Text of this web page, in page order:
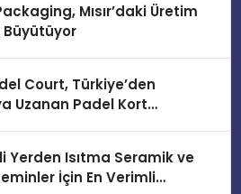
Mısır’daki Üretim
Büyütüyor
Court, Türkiye’den
Uzanan Padel Kort
Yerden Isıtma Seramik ve
İçin En Verimli